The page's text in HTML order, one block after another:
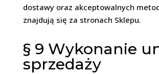
dostawy oraz akceptowalnych
znajdują się za stronach Sklepu.
§ 9 Wykonanie
sprzedaży